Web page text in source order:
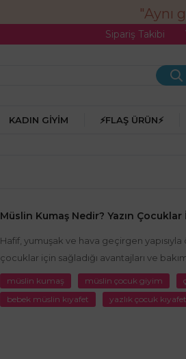
"Aynı gün
Sipariş Takibi
KADIN GIYIM ⚡FLAŞ ÜRÜN⚡
Müslin Kumaş Nedir? Yazın
Hafif, yumuşak ve hava geçirgen
çocuklar için sağladığı avantajları ve
müslin kumaş müslin çocuk giyim
bebek müslin kıyafet
yazlık çocuk